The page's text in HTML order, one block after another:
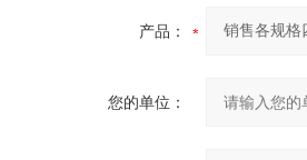
产品：
您的单位：